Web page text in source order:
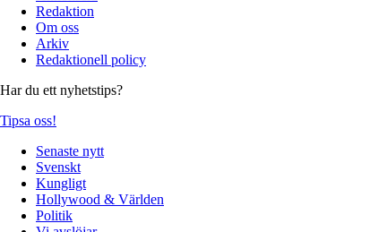
Redaktion
Om oss
Arkiv
Redaktionell policy
Har du ett nyhetstips?
Tipsa oss!
Senaste nytt
Svenskt
Kungligt
Hollywood & Världen
Politik